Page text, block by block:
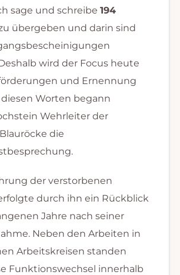
sage und schreibe 194
übergeben und darin sind
wird der Focus heute
und Ernennung
diesen Worten begann
Wehrleiter der
die
der verstorbenen
durch ihn ein Rückblick
Jahre nach seiner
Neben den Arbeiten in
Arbeitskreisen standen
Funktionswechsel innerhalb